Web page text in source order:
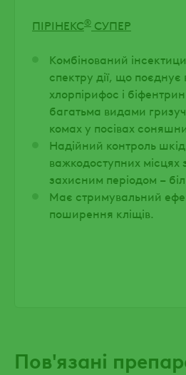
ПІРІНЕКС® СУПЕР
Комбінований
спектру дії, що поєднує
хлорпірифос і
багатьма видами
комах у посівах
Надійний контроль
важкодоступних місцях
захисним періодом –
Має стримувальний
поширення кліщів.
Пов'язані